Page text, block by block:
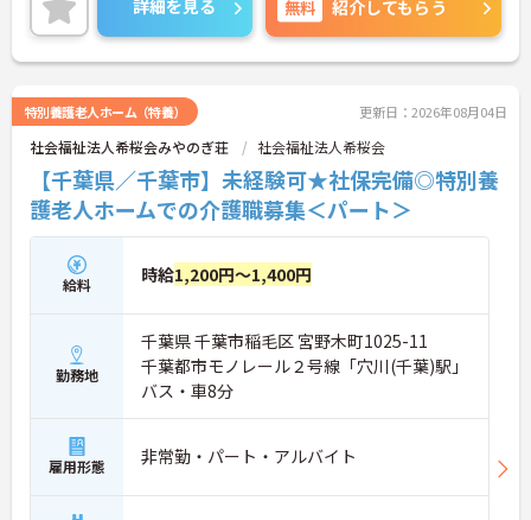
す。
＜移動時間も時給発生！充実の手当でしっかり稼げ
る＞訪問介護で気になる「移動時間」にもしっかり
当（時給500円UP）や早朝夜間手当、ICT手当など、
各種手当が充実しています。
詳細を見る 無料 紹介してもらう
特別養護老人ホーム（特養） 更新日：2026年08月04日
社会福祉法人希桜会みやのぎ荘 社会福祉法人希桜会
【千葉県／千葉市】未経験可★社保完備◎特別養
護老人ホームでの介護職募集＜パート＞
給料 時給1,200円～1,400円
勤務地
千葉県 千葉市稲毛区 宮野木町1025-11
千葉都市モノレール２号線「穴川(千葉)駅」
バス・車8分
雇用形態 非常勤・パート・アルバイト